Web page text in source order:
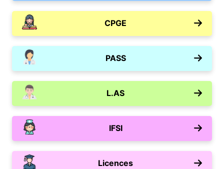
CPGE
PASS
L.AS
IFSI
Licences